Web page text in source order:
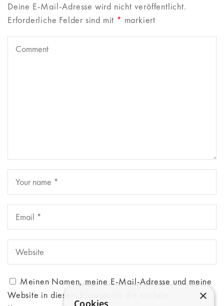
Deine E-Mail-Adresse wird nicht veröffentlicht.
Erforderliche Felder sind mit * markiert
Meinen Namen, meine E-Mail-Adresse und meine
Website in diesem Browser für die nächste
×
Cookies